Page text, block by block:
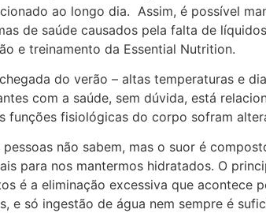
ao longo dia. Assim, é possível
de saúde causados pela falta de
e treinamento da Essential Nutrition.
do verão – altas temperaturas e
com a saúde, sem dúvida, está
funções fisiológicas do corpo sofram
pessoas não sabem, mas o suor é
para nos mantermos hidratados. O
é a eliminação excessiva que acontece
e só ingestão de água nem sempre é